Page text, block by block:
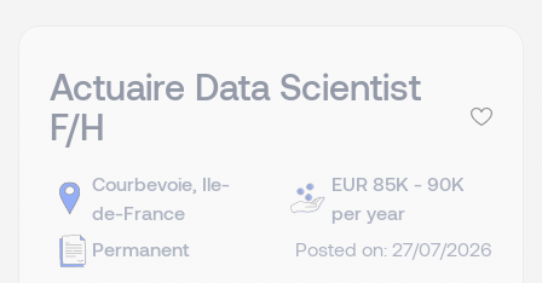
Actuaire Data Scientist
F/H
Courbevoie, Ile-
de-France
Permanent
EUR 85K - 90K
per year
Posted on: 27/07/2026